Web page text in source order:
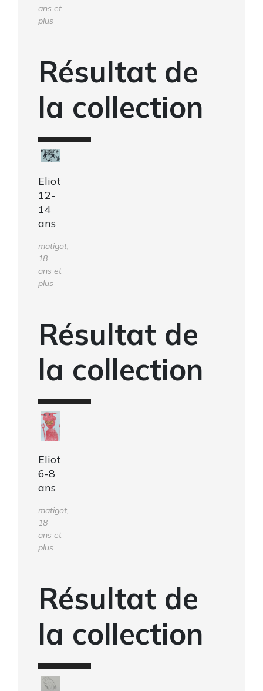
ans et
plus
Résultat de
la collection
Eliot
12-
14
ans
matigot,
18
ans et
plus
Résultat de
la collection
Eliot
6-8
ans
matigot,
18
ans et
plus
Résultat de
la collection